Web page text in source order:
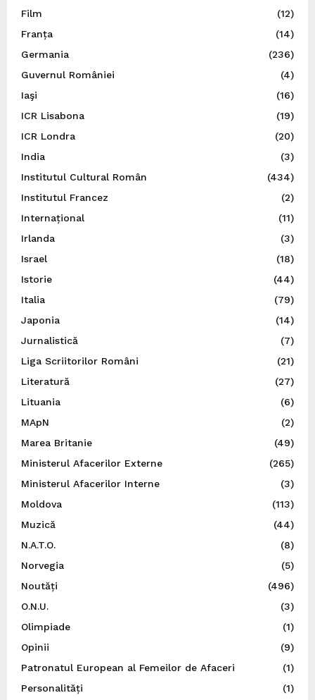
Film
(12)
Franța
(14)
Germania
(236)
Guvernul României
(4)
Iaşi
(16)
ICR Lisabona
(19)
ICR Londra
(20)
India
(3)
Institutul Cultural Român
(434)
Institutul Francez
(2)
Internațional
(11)
Irlanda
(3)
Israel
(18)
Istorie
(44)
Italia
(79)
Japonia
(14)
Jurnalistică
(7)
Liga Scriitorilor Români
(21)
Literatură
(27)
Lituania
(6)
MApN
(2)
Marea Britanie
(49)
Ministerul Afacerilor Externe
(265)
Ministerul Afacerilor Interne
(3)
Moldova
(113)
Muzică
(44)
N.A.T.O.
(8)
Norvegia
(5)
Noutăți
(496)
O.N.U.
(3)
Olimpiade
(1)
Opinii
(9)
Patronatul European al Femeilor de Afaceri
(1)
Personalități
(1)